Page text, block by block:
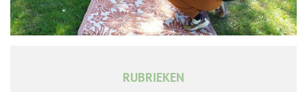
RUBRIEKEN